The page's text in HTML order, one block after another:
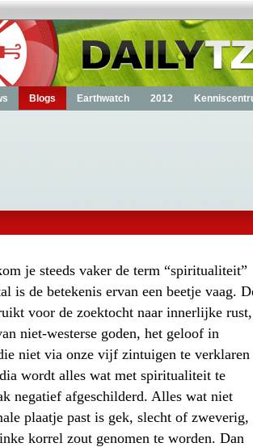
Blogs Earthwatch 2012
je steeds vaker de term “spiritualiteit”
is de betekenis ervan een beetje vaag.
voor de zoektocht naar innerlijke rust,
niet-westerse goden, het geloof in
niet via onze vijf zintuigen te verklaren
wordt alles wat met spiritualiteit te
negatief afgeschilderd. Alles wat niet
plaatje past is gek, slecht of zweverig,
korrel zout genomen te worden. Dan